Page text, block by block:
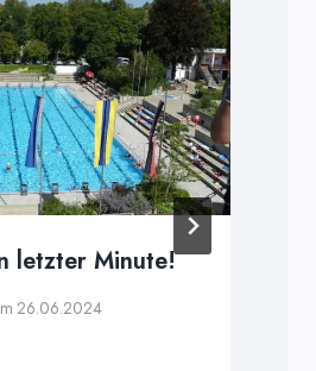
letzter Minute!
26.06.2024